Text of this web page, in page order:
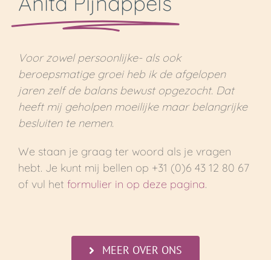
Voor zowel persoonlijke- als ook
beroepsmatige groei heb ik de afgelopen
jaren zelf de balans bewust opgezocht. Dat
heeft mij geholpen moeilijke maar belangrijke
besluiten te nemen.
We staan je graag ter woord als je vragen
hebt. Je kunt mij bellen op +31 (0)6 43 12 80 67
of vul het formulier in op deze pagina.
MEER OVER ONS